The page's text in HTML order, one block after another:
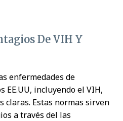
De VIH Y
enfermedades de
EE.UU, incluyendo el VIH,
claras. Estas normas sirven
a través del las